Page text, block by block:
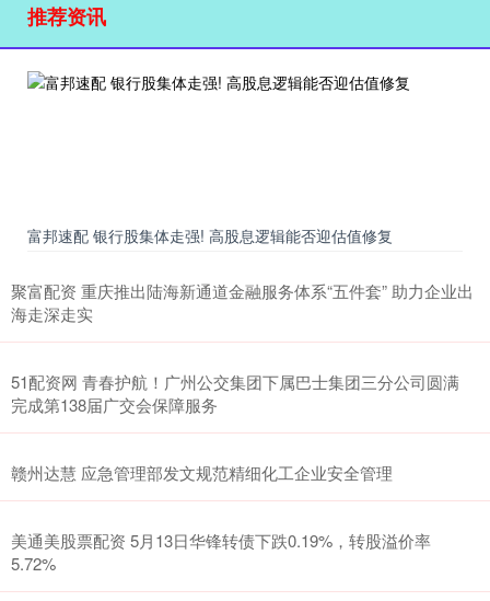
推荐资讯
富邦速配 银行股集体走强! 高股息逻辑能否迎估值修复
聚富配资 重庆推出陆海新通道金融服务体系“五件套” 助力企业出
海走深走实
51配资网 青春护航！广州公交集团下属巴士集团三分公司圆满
完成第138届广交会保障服务
赣州达慧 应急管理部发文规范精细化工企业安全管理
美通美股票配资 5月13日华锋转债下跌0.19%，转股溢价率
5.72%